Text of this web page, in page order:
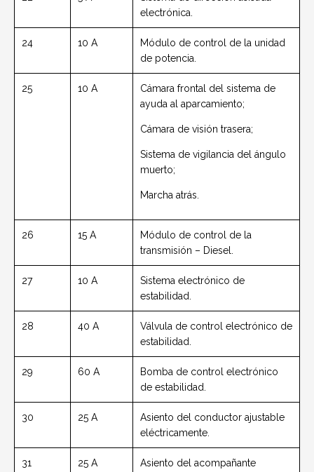
electrónica.
24 10 A
Módulo de control de la unidad
de potencia.
25 10 A
Cámara frontal del sistema de
ayuda al aparcamiento;
Cámara de visión trasera;
Sistema de vigilancia del ángulo
muerto;
Marcha atrás.
26 15 A
Módulo de control de la
transmisión – Diesel.
27 10 A
Sistema electrónico de
estabilidad.
28 40 A
Válvula de control electrónico de
estabilidad.
29 60 A
Bomba de control electrónico
de estabilidad.
30 25 A
Asiento del conductor ajustable
eléctricamente.
31 25 A
Asiento del acompañante